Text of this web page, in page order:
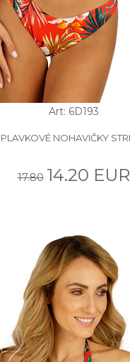
Art: 6D193
PLAVKOVÉ NOHAVIČKY
17.80 14.20 EUR